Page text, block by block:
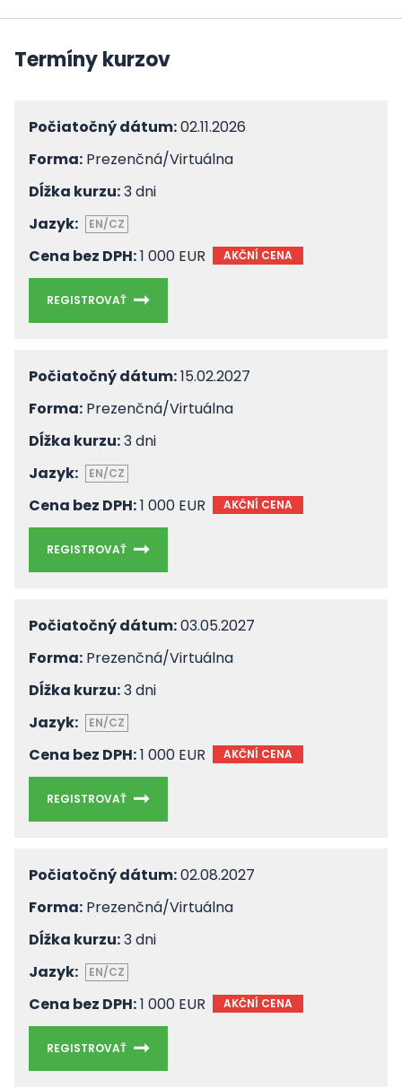
Termíny kurzov
Počiatočný dátum:02.11.2026
Forma: Prezenčná/Virtuálna
Dĺžka kurzu:3 dni
Jazyk:
EN/CZ
Cena bez DPH:1 000 EUR AKČNÍ CENA
REGISTROVAŤ
Počiatočný dátum:15.02.2027
Forma: Prezenčná/Virtuálna
Dĺžka kurzu:3 dni
Jazyk:
EN/CZ
Cena bez DPH:1 000 EUR AKČNÍ CENA
REGISTROVAŤ
Počiatočný dátum:03.05.2027
Forma: Prezenčná/Virtuálna
Dĺžka kurzu:3 dni
Jazyk:
EN/CZ
Cena bez DPH:1 000 EUR AKČNÍ CENA
REGISTROVAŤ
Počiatočný dátum:02.08.2027
Forma: Prezenčná/Virtuálna
Dĺžka kurzu:3 dni
Jazyk:
EN/CZ
Cena bez DPH:1 000 EUR AKČNÍ CENA
REGISTROVAŤ